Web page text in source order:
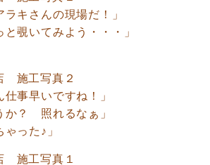
キさんの現場だ！」
いてみよう・・・」
事早いですね！」
か？ 照れるなぁ」
った♪」